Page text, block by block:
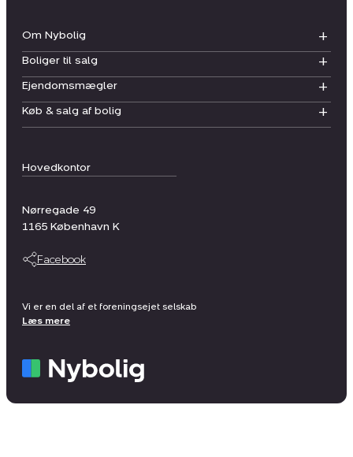
Hovedkontor
Nørregade 49
1165 København K
Facebook
Om Nybolig
Boliger til salg
Ejendomsmægler
Køb & salg af bolig
Vi er en del af et foreningsejet selskab
Læs mere